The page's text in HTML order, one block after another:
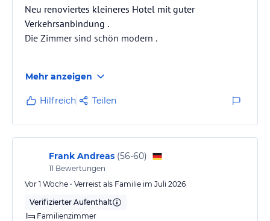
Neu renoviertes kleineres Hotel mit guter
Verkehrsanbindung .
Die Zimmer sind schön modern .
direkt im Zimmer , WC und Dusche separat ,
allerdings mit zwei Glastüren .
Unbedingt zur Pool Seite ein Zimmer wählen , da die
anderen keine schöne Aussicht bieten .
Zur Playa sind es fussläufig 600 Meter .
Schinkensstrasse und Bierstrasse sind bequem zu
erreichen.
Mehr anzeigen
Hilfreich Teilen
Frank Andreas (56-60)
11 Bewertungen
Vor 1 Woche • Verreist als Familie im Juli 2026
Verifizierter Aufenthalt
Familienzimmer